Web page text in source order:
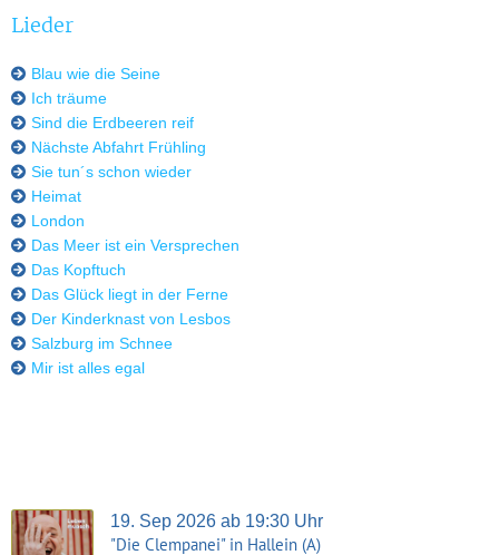
Lieder
Blau wie die Seine
Ich träume
Sind die Erdbeeren reif
Nächste Abfahrt Frühling
Sie tun´s schon wieder
Heimat
London
Das Meer ist ein Versprechen
Das Kopftuch
Das Glück liegt in der Ferne
Der Kinderknast von Lesbos
Salzburg im Schnee
Mir ist alles egal
19. Sep 2026 ab 19:30 Uhr
"Die Clempanei" in Hallein (A)